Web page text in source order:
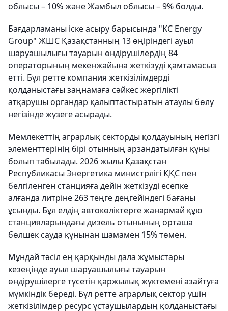
облысы – 10% және Жамбыл облысы – 9% болды.
Бағдарламаны іске асыру барысында "KC Energy
Group" ЖШС Қазақстанның 13 өңіріндегі ауыл
шаруашылығы тауарын өндірушілердің 84
операторының мекенжайына жеткізуді қамтамасыз
етті. Бұл ретте компания жеткізілімдерді
қолданыстағы заңнамаға сәйкес жергілікті
атқарушы органдар қалыптастыратын атаулы бөлу
негізінде жүзеге асырады.
Мемлекеттің аграрлық секторды қолдауының негізгі
элементтерінің бірі отынның арзандатылған құны
болып табылады. 2026 жылы Қазақстан
Республикасы Энергетика министрлігі ҚҚС пен
белгіленген станцияға дейін жеткізуді есепке
алғанда литріне 263 теңге деңгейіндегі бағаны
ұсынды. Бұл елдің автокөліктерге жанармай құю
станцияларындағы дизель отынының орташа
бөлшек сауда құнынан шамамен 15% төмен.
Мұндай тәсіл ең қарқынды дала жұмыстары
кезеңінде ауыл шаруашылығы тауарын
өндірушілерге түсетін қаржылық жүктемені азайтуға
мүмкіндік береді. Бұл ретте аграрлық сектор үшін
жеткізілімдер ресурс ұстаушылардың қолданыстағы